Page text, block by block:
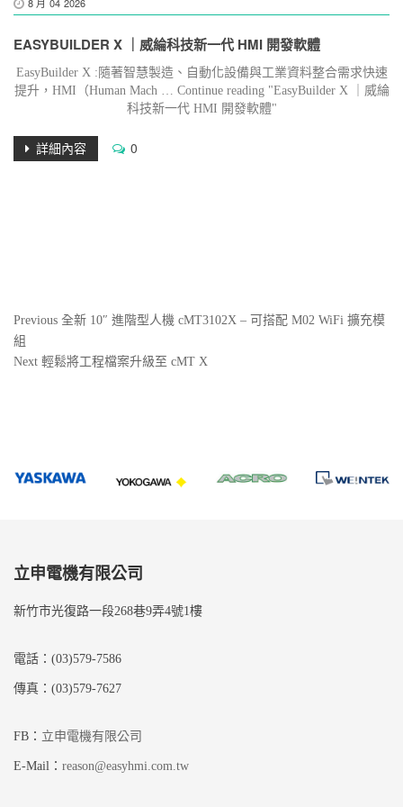
EASYBUILDER X ｜威綸科技新一代 HMI 開發軟體
EasyBuilder X :隨著智慧製造、自動化設備與工業資料整合需求快速
提升，HMI（Human Mach … Continue reading "EasyBuilder X ｜威綸
科技新一代 HMI 開發軟體"
詳細內容 0
文
章
Previous
Post
Previous 全新 10″ 進階型人機 cMT3102X – 可搭配 M02 WiFi 擴充模
組
Next
Next 輕鬆將工程檔案升級至 cMT X
立申電機有限公司
新竹市光復路一段268巷9弄4號1樓
電話：(03)579-7586
傳真：(03)579-7627
FB： 立申電機有限公司
E-Mail： reason@easyhmi.com.tw